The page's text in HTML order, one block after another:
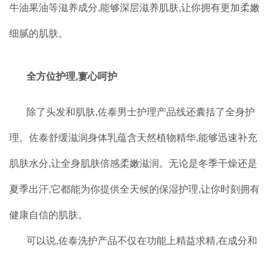
牛油果油等滋养成分,能够深层滋养肌肤,让你拥有更加柔嫩
细腻的肌肤。
全方位护理,寠心呵护
除了头发和肌肤,佐泰男士护理产品线还囊括了全身护
理。佐泰舒缓滋润身体乳蕴含天然植物精华,能够迅速补充
肌肤水分,让全身肌肤倍感柔嫩滋润。无论是冬季干燥还是
夏季出汗,它都能为你提供全天候的保湿护理,让你时刻拥有
健康自信的肌肤。
可以说,佐泰洗护产品不仅在功能上精益求精,在成分和